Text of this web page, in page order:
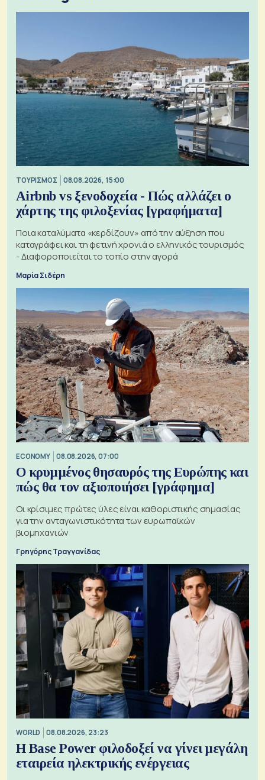
ΤΟΥΡΙΣΜΟΣ 08.08.2026, 15:00
Airbnb vs ξενοδοχεία - Πώς αλλάζει ο
χάρτης της φιλοξενίας [γραφήματα]
Ποια καταλύματα «κερδίζουν» από την αύξηση που
καταγράφει και τη φετινή χρονιά ο ελληνικός τουρισμός
- Διαφοροποιείται το τοπίο στην αγορά
Μαρία Σιδέρη
ECONOMY 08.08.2026, 07:00
Ο κρυμμένος θησαυρός της Ευρώπης και
πώς θα τον αξιοποιήσει [γράφημα]
Οι κρίσιμες πρώτες ύλες είναι καθοριστικής σημασίας
για την ανταγωνιστικότητα των ευρωπαϊκών
βιομηχανιών
Γρηγόρης Τραγγανίδας
WORLD 08.08.2026, 23:23
Η Base Power φιλοδοξεί να γίνει μεγάλη
εταιρεία ηλεκτρικής ενέργειας